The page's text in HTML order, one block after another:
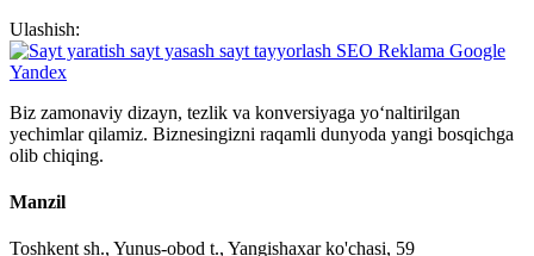
Ulashish:
Biz zamonaviy dizayn, tezlik va konversiyaga yo‘naltirilgan
yechimlar qilamiz. Biznesingizni raqamli dunyoda yangi bosqichga
olib chiqing.
Manzil
Toshkent sh., Yunus-obod t., Yangishaxar ko'chasi, 59